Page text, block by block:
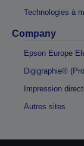
Technologies à
Company
Epson Europe
Digigraphie®
Impression
Autres sites